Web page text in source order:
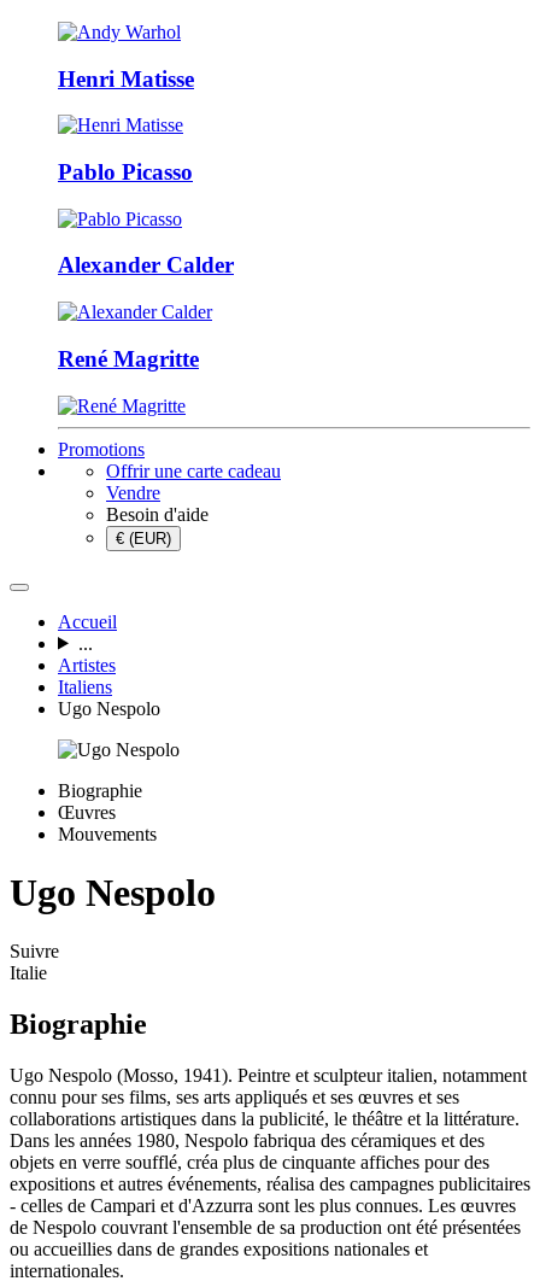
Henri Matisse
Pablo Picasso
Alexander Calder
René Magritte
Promotions
Offrir une carte cadeau
Vendre
Besoin d'aide
€ (EUR)
Accueil
...
Artistes
Italiens
Ugo Nespolo
Biographie
Œuvres
Mouvements
Ugo Nespolo
Suivre
Italie
Biographie
Ugo Nespolo (Mosso, 1941). Peintre et sculpteur italien, notamment
connu pour ses films, ses arts appliqués et ses œuvres et ses
collaborations artistiques dans la publicité, le théâtre et la littérature.
Dans les années 1980, Nespolo fabriqua des céramiques et des
objets en verre soufflé, créa plus de cinquante affiches pour des
expositions et autres événements, réalisa des campagnes publicitaires
- celles de Campari et d'Azzurra sont les plus connues. Les œuvres
de Nespolo couvrant l'ensemble de sa production ont été présentées
ou accueillies dans de grandes expositions nationales et
internationales.